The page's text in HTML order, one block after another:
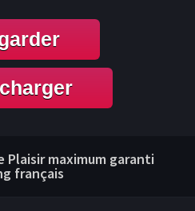
Plaisir maximum garanti
français